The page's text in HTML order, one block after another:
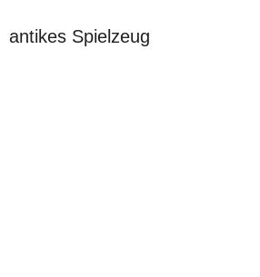
antikes Spielzeug